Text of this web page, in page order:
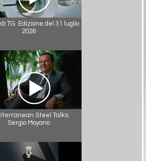
TG. Edizione del 31 luglio
2026
Steel Talks:
Sergio Moyano